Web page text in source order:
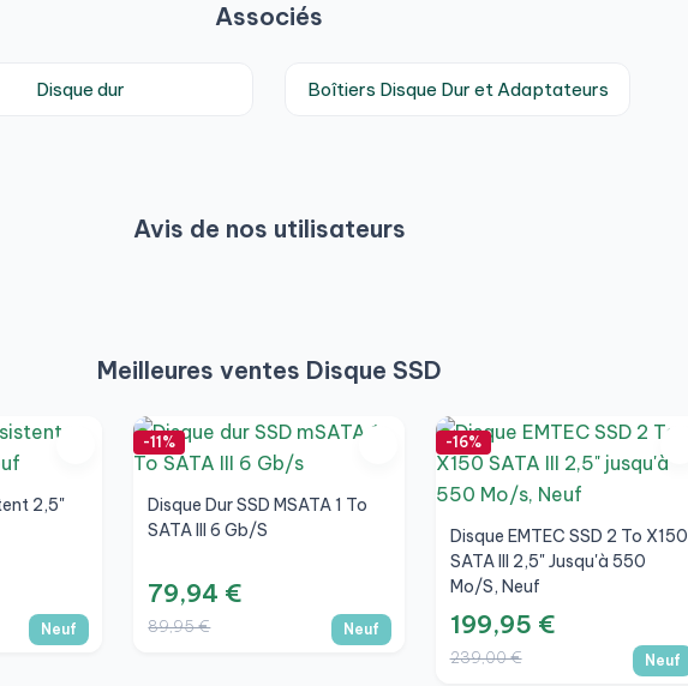
Associés
Disque dur Boîtiers Disque Dur et Adaptateurs
Avis de nos utilisateurs
Meilleures ventes Disque SSD
2,5"
Neuf
-11%
Disque Dur SSD MSATA 1 To
SATA III 6 Gb/s
79,94 €
89,95 € Neuf
-16%
Disque EMTEC SSD 2 To X150
SATA III 2,5" Jusqu'à 550
Mo/s, Neuf
199,95 €
239,00 € Neuf